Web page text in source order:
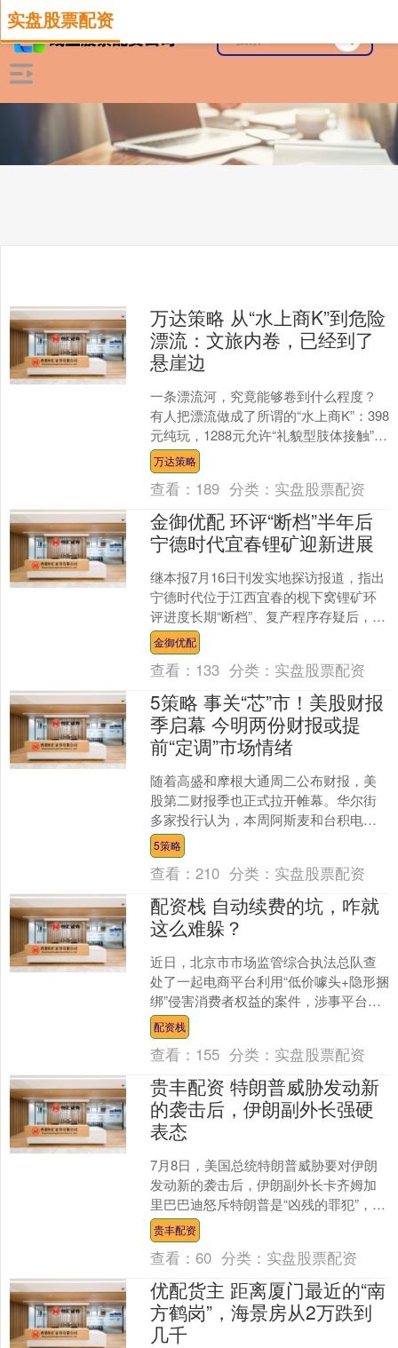
实盘股票配资
万达策略 从“水上商K”到危险
漂流：文旅内卷，已经到了
悬崖边
一条漂流河，究竟能够卷到什么程度？
有人把漂流做成了所谓的“水上商K”：398
元纯玩，1288元允许“礼貌型肢体接触”，
1988元号称可以体验“临时女友”，牵手....
万达策略
查看： 189 分类： 实盘股票配资
金御优配 环评“断档”半年后
宁德时代宜春锂矿迎新进展
继本报7月16日刊发实地探访报道，指出
宁德时代位于江西宜春的枧下窝锂矿环
评进度长期“断档”、复产程序存疑后，这
座全球最大单体锂云母矿的审批进程迎
来了新进展。 7....
金御优配
查看： 133 分类： 实盘股票配资
5策略 事关“芯”市！美股财报
季启幕 今明两份财报或提
前“定调”市场情绪
随着高盛和摩根大通周二公布财报，美
股第二财报季也正式拉开帷幕。华尔街
多家投行认为，本周阿斯麦和台积电的
第二季度财报将被视为整个半导体及半
导体设备行业的“风向标”....
5策略
查看：210 分类： 实盘股票配资
配资栈 自动续费的坑，咋就
这么难躲？
近日，北京市市场监管综合执法总队查
处了一起电商平台利用“低价噱头+隐形捆
绑”侵害消费者权益的案件，涉事平台已
被责令整改，并予以罚款。 据执法人员
介绍，该平台对关....
配资栈
查看： 155 分类： 实盘股票配资
贵丰配资 特朗普威胁发动新
的袭击后，伊朗副外长强硬
表态
7月8日，美国总统特朗普威胁要对伊朗
发动新的袭击后，伊朗副外长卡齐姆加
里巴巴迪怒斥特朗普是“凶残的罪犯”，并
表示该用武力作出回应。 当天早些时
候，特朗普表示，美....
贵丰配资
查看：60 分类： 实盘股票配资
优配货主 距离厦门最近的“南
方鹤岗”，海景房从2万跌到
几千